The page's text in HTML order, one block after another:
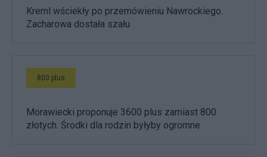
Kreml wściekły po przemówieniu Nawrockiego.
Zacharowa dostała szału
800 plus
Morawiecki proponuje 3600 plus zamiast 800
złotych. Środki dla rodzin byłyby ogromne